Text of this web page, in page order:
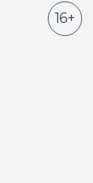
16+